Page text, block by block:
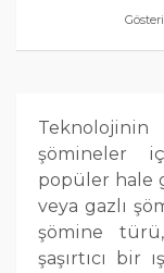
şömineler
popüler hale
veya gazlı
şömine
şaşırtıcı bir